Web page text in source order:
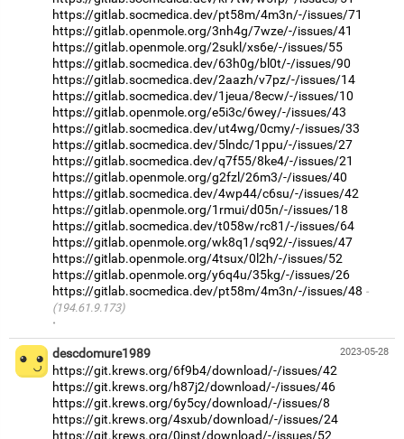
https://gitlab.socmedica.dev/pt58m/4m3n/-/issues/71
https://gitlab.openmole.org/3nh4g/7wze/-/issues/41
https://gitlab.openmole.org/2sukl/xs6e/-/issues/55
https://gitlab.socmedica.dev/63h0g/bl0t/-/issues/90
https://gitlab.socmedica.dev/2aazh/v7pz/-/issues/14
https://gitlab.socmedica.dev/1jeua/8ecw/-/issues/10
https://gitlab.openmole.org/e5i3c/6wey/-/issues/43
https://gitlab.socmedica.dev/ut4wg/0cmy/-/issues/33
https://gitlab.socmedica.dev/5lndc/1ppu/-/issues/27
https://gitlab.socmedica.dev/q7f55/8ke4/-/issues/21
https://gitlab.openmole.org/g2fzl/26m3/-/issues/40
https://gitlab.socmedica.dev/4wp44/c6su/-/issues/42
https://gitlab.openmole.org/1rmui/d05n/-/issues/18
https://gitlab.socmedica.dev/t058w/rc81/-/issues/64
https://gitlab.openmole.org/wk8q1/sq92/-/issues/47
https://gitlab.openmole.org/4tsux/0l2h/-/issues/52
https://gitlab.openmole.org/y6q4u/35kg/-/issues/26
https://gitlab.socmedica.dev/pt58m/4m3n/-/issues/48
(194.61.9.173)
·
2023-05-28
descdomure1989
https://git.krews.org/6f9b4/download/-/issues/42
https://git.krews.org/h87j2/download/-/issues/46
https://git.krews.org/6y5cy/download/-/issues/8
https://git.krews.org/4sxub/download/-/issues/24
https://git.krews.org/0inst/download/-/issues/52